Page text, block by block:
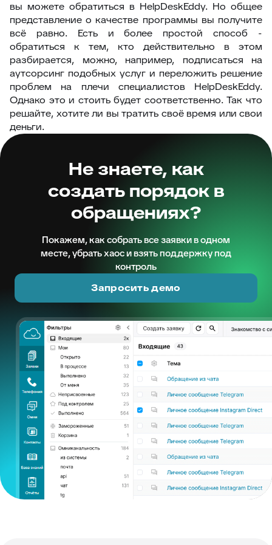
вы можете обратиться в HelpDeskEddy. Но общее
представление о качестве программы вы получите
всё равно. Есть и более простой способ -
обратиться к тем, кто действительно в этом
разбирается, можно, например, подписаться на
аутсорсинг подобных услуг и переложить решение
проблем на плечи специалистов HelpDeskEddy.
Однако это и стоить будет соответственно. Так что
решайте, хотите ли вы тратить своё время или свои
деньги.
Не знаете, как
создать порядок в
обращениях?
Покажем, как собрать все заявки в одном
месте, убрать хаос и взять поддержку под
контроль
Запросить демо